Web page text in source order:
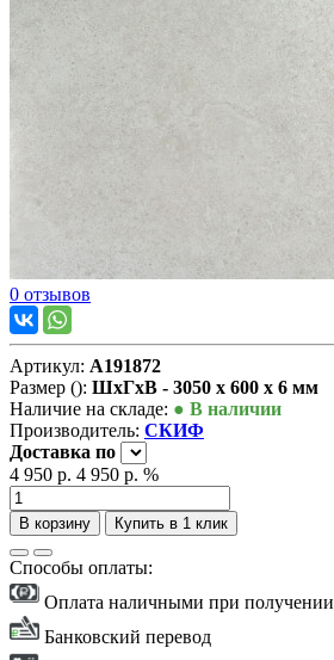
0 отзывов
Артикул: А191872
Размер (): ШxГxВ - 3050 x 600 x 6 мм
Наличие на складе: ● В наличии
Производитель: СКИФ
Доставка по
4 950 р. 4 950 р. %
В корзину Купить в 1 клик
Способы оплаты:
Оплата наличными при получении
Банковский перевод